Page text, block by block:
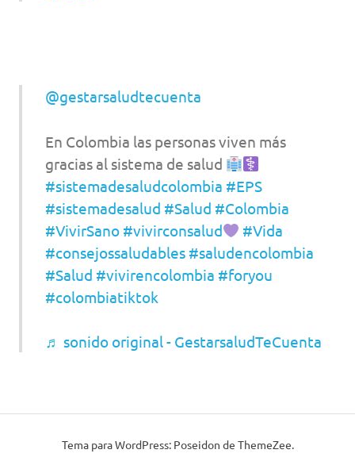
@gestarsaludtecuenta
En Colombia las personas viven más
gracias al sistema de salud
#sistemadesaludcolombia #EPS
#sistemadesalud #Salud #Colombia
#VivirSano #vivirconsalud
#Vida
#consejossaludables #saludencolombia
#Salud #vivirencolombia #foryou
#colombiatiktok
♬ sonido original - GestarsaludTeCuenta
Tema para WordPress: Poseidon de ThemeZee.